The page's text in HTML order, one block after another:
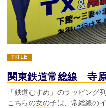
TITLE
関東鉄道常総線 寺
「鉄道むすめ」のラッピング
こちらの女の子は、常総線の